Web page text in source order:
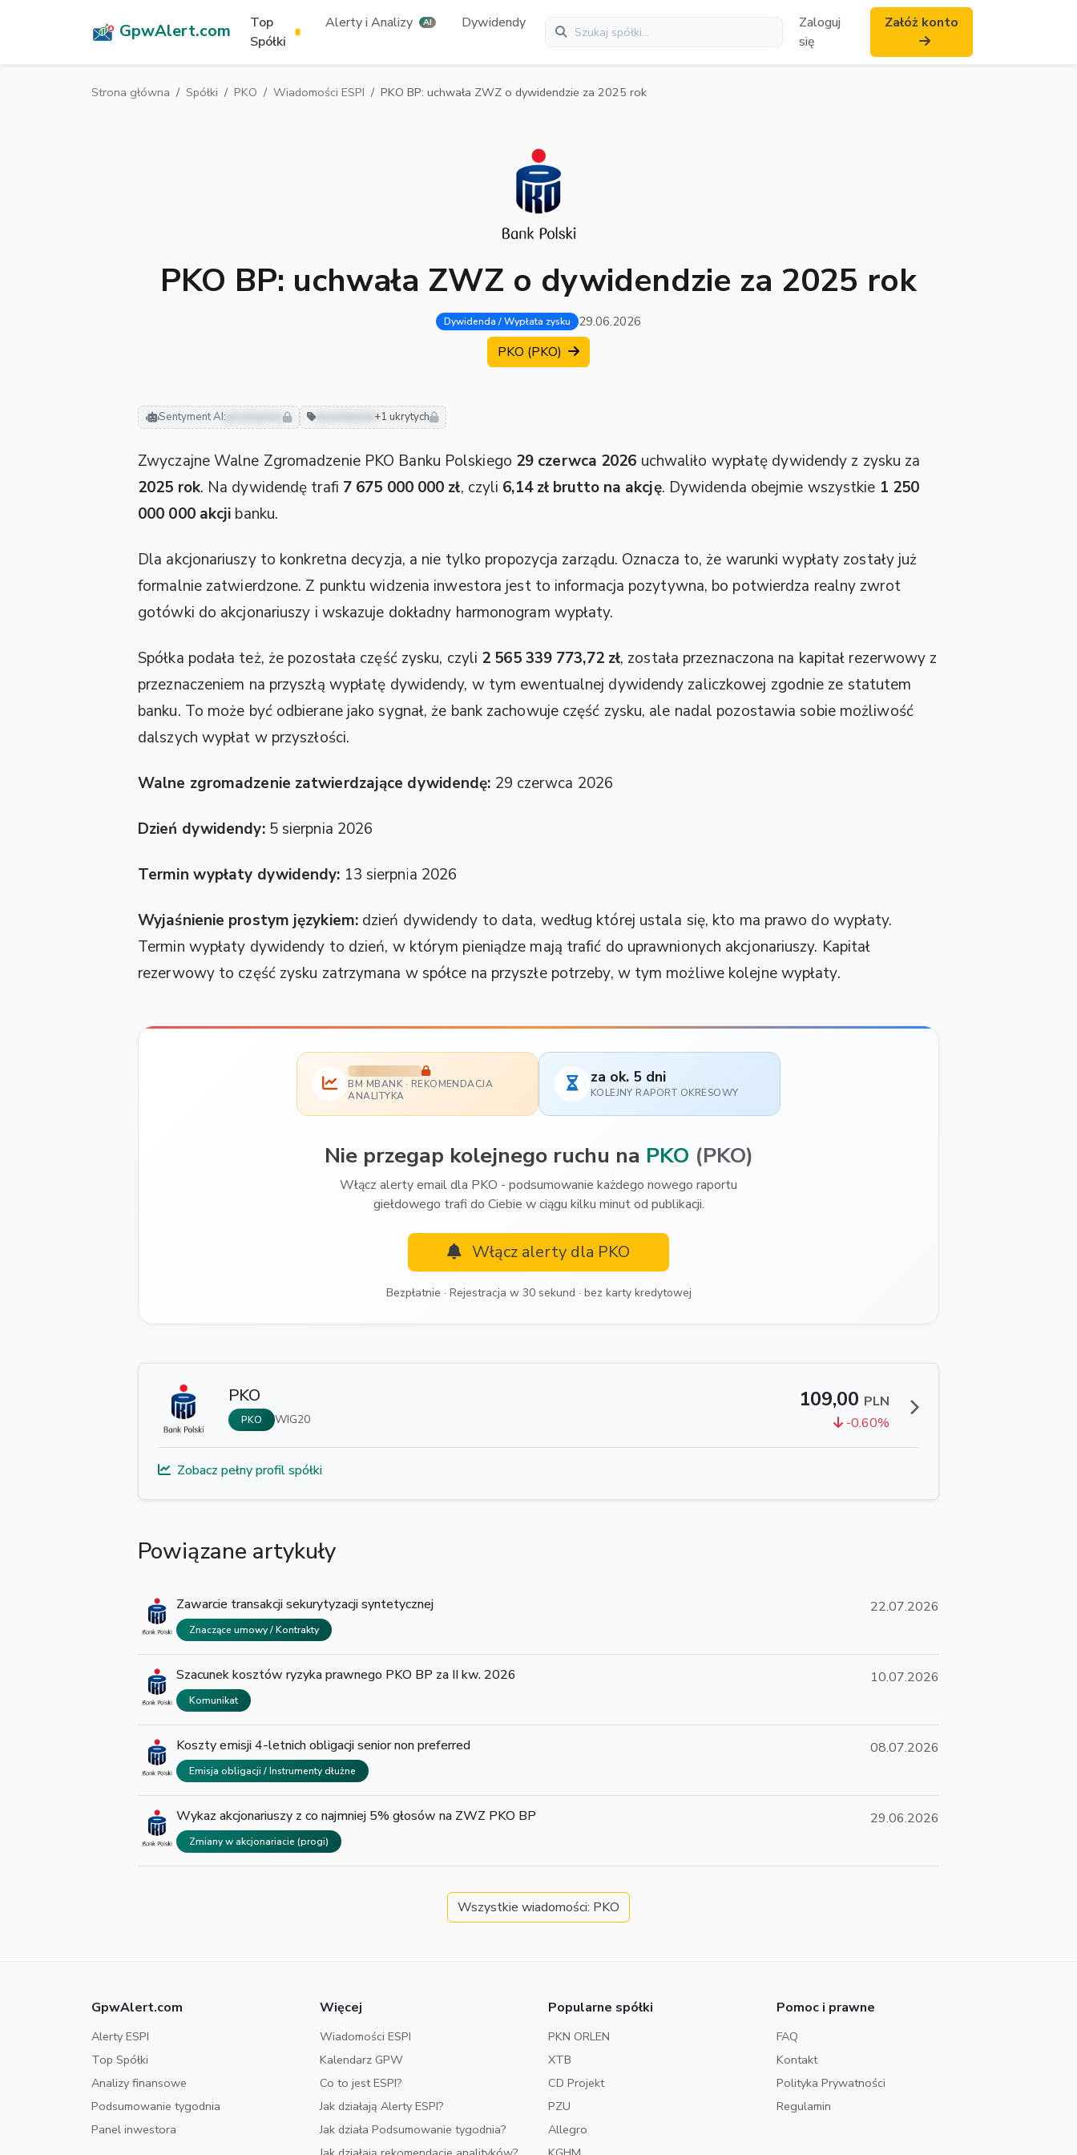
GpwAlert.com
Top
Spółki
Alerty i Analizy AI Dywidendy
Zaloguj
się
Załóż konto
Strona główna Spółki PKO Wiadomości ESPI PKO BP: uchwała ZWZ o dywidendzie za 2025 rok
PKO BP: uchwała ZWZ o dywidendzie za 2025 rok
Dywidenda / Wypłata zysku 29.06.2026
PKO (PKO)
Sentyment AI: pozytywny +1 ukrytych
Zwyczajne Walne Zgromadzenie PKO Banku Polskiego 29 czerwca 2026 uchwaliło wypłatę dywidendy z zysku za
2025 rok. Na dywidendę trafi 7 675 000 000 zł, czyli 6,14 zł brutto na akcję. Dywidenda obejmie wszystkie 1 250
000 000 akcji banku.
Dla akcjonariuszy to konkretna decyzja, a nie tylko propozycja zarządu. Oznacza to, że warunki wypłaty zostały już
formalnie zatwierdzone. Z punktu widzenia inwestora jest to informacja pozytywna, bo potwierdza realny zwrot
gotówki do akcjonariuszy i wskazuje dokładny harmonogram wypłaty.
Spółka podała też, że pozostała część zysku, czyli 2 565 339 773,72 zł, została przeznaczona na kapitał rezerwowy z
przeznaczeniem na przyszłą wypłatę dywidendy, w tym ewentualnej dywidendy zaliczkowej zgodnie ze statutem
banku. To może być odbierane jako sygnał, że bank zachowuje część zysku, ale nadal pozostawia sobie możliwość
dalszych wypłat w przyszłości.
Walne zgromadzenie zatwierdzające dywidendę: 29 czerwca 2026
Dzień dywidendy:5 sierpnia 2026
Termin wypłaty dywidendy: 13 sierpnia 2026
Wyjaśnienie prostym językiem:dzień dywidendy to data, według której ustala się, kto ma prawo do wypłaty.
Termin wypłaty dywidendy to dzień, w którym pieniądze mają trafić do uprawnionych akcjonariuszy. Kapitał
rezerwowy to część zysku zatrzymana w spółce na przyszłe potrzeby, w tym możliwe kolejne wypłaty.
BM MBANK · REKOMENDACJA
ANALITYKA
za ok. 5 dni
KOLEJNY RAPORT OKRESOWY
Nie przegap kolejnego ruchu na PKO (PKO)
Włącz alerty email dla PKO - podsumowanie każdego nowego raportu
giełdowego trafi do Ciebie w ciągu kilku minut od publikacji.
Włącz alerty dla PKO
Bezpłatnie · Rejestracja w 30 sekund · bez karty kredytowej
PKO
PKO WIG20
109,00 PLN
-0.60%
Zobacz pełny profil spółki
Powiązane artykuły
Zawarcie transakcji sekurytyzacji syntetycznej
Znaczące umowy / Kontrakty
22.07.2026
Szacunek kosztów ryzyka prawnego PKO BP za II kw. 2026
Komunikat
10.07.2026
Koszty emisji 4-letnich obligacji senior non preferred
Emisja obligacji / Instrumenty dłużne
08.07.2026
Wykaz akcjonariuszy z co najmniej 5% głosów na ZWZ PKO BP
Zmiany w akcjonariacie (progi)
29.06.2026
Wszystkie wiadomości: PKO
GpwAlert.com
Alerty ESPI
Top Spółki
Analizy finansowe
Podsumowanie tygodnia
Panel inwestora
Więcej
Wiadomości ESPI
Kalendarz GPW
Co to jest ESPI?
Jak działają Alerty ESPI?
Jak działa Podsumowanie tygodnia?
Popularne spółki
PKN ORLEN
XTB
CD Projekt
PZU
Allegro
Pomoc i prawne
FAQ
Kontakt
Polityka Prywatności
Regulamin